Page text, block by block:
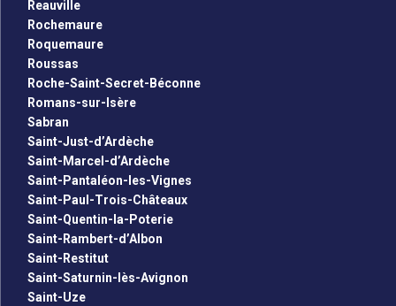
Reauville
Rochemaure
Roquemaure
Roussas
Roche-Saint-Secret-Béconne
Romans-sur-Isère
Sabran
Saint-Just-d’Ardèche
Saint-Marcel-d’Ardèche
Saint-Pantaléon-les-Vignes
Saint-Paul-Trois-Châteaux
Saint-Quentin-la-Poterie
Saint-Rambert-d’Albon
Saint-Restitut
Saint-Saturnin-lès-Avignon
Saint-Uze